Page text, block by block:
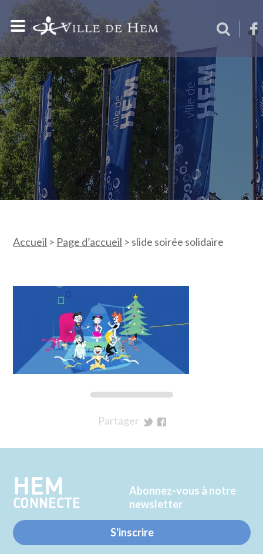
Accueil > Page d’accueil > slide soirée solidaire
Partager
Twitter
Facebook
HEM
CONNECTE
Abonnez-vous à notre
newsletter
S'inscrire